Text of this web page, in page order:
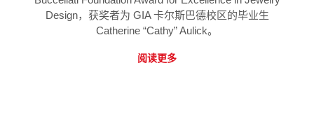
Design，获奖者为 GIA 卡尔斯巴德校区的毕业生
Catherine “Cathy” Aulick。
阅读更多